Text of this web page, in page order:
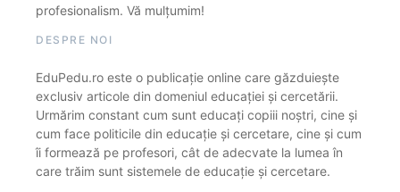
profesionalism. Vă mulțumim!
DESPRE NOI
EduPedu.ro este o publicație online care găzduiește
exclusiv articole din domeniul educației și cercetării.
Urmărim constant cum sunt educați copiii noștri, cine și
cum face politicile din educație și cercetare, cine și cum
îi formează pe profesori, cât de adecvate la lumea în
care trăim sunt sistemele de educație și cercetare.